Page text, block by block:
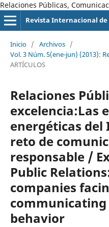
Relaciones Públicas,
Revista Internacional de
Inicio / Archivos /
Vol. 3 Núm. 5(ene-jun) (2013):
ARTÍCULOS
Relaciones
excelencia:Las
energéticas del
reto de
responsable /
Public
companies
behavior